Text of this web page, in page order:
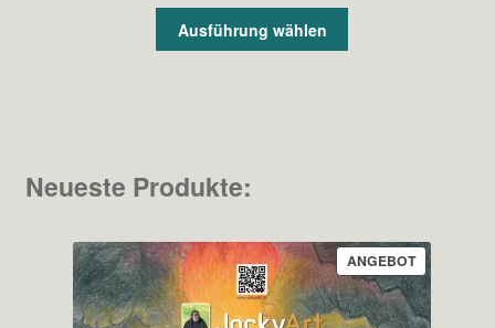
bis
12,53 €
Ausführung wählen
Neueste Produkte:
ANGEBOTPRODUKT
IM
ANGEBOT